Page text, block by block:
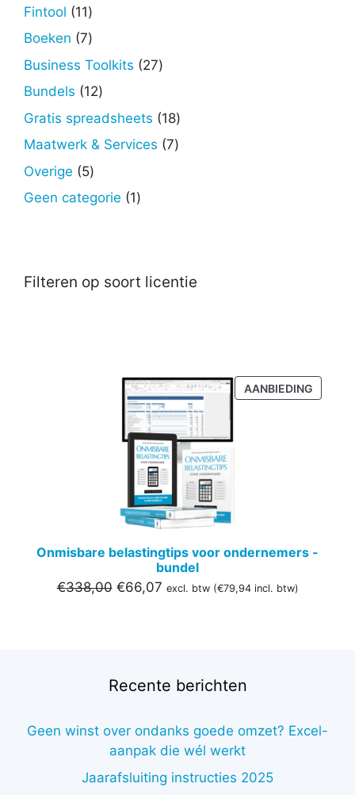
Fintool 1111
producten
Boeken 77
producten
Business Toolkits 2727
Bundels 1212
producten
Gratis spreadsheets 1818
producten
Maatwerk & Services 77
Overige 55
producten
Geen categorie 11
Filteren op soort licentie
AANBIEDING
IN
Onmisbare belastingtips voor ondernemers -
bundel
€338,00 Oorspronkelijke
€66,07Huidige
excl. btw (€79,94incl. btw)
Recente berichten
Geen winst over ondanks goede omzet? Excel-
aanpak die wél werkt
Jaarafsluiting instructies 2025